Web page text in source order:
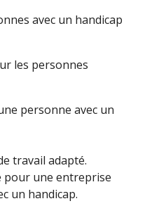
avec un handicap
les personnes
personne avec un
travail adapté.
pour une entreprise
un handicap.